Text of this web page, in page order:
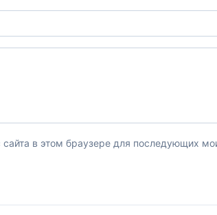
в этом браузере для последующих